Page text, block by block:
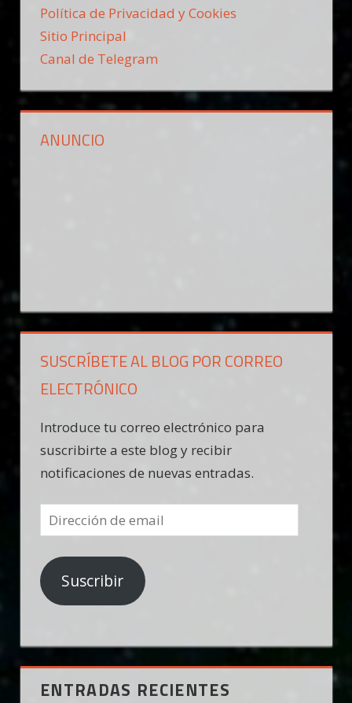
Política de Privacidad y Cookies
Sitio Principal
Canal de Telegram
ANUNCIO
SUSCRÍBETE AL BLOG POR CORREO
ELECTRÓNICO
Introduce tu correo electrónico para
suscribirte a este blog y recibir
notificaciones de nuevas entradas.
Dirección
de
email
Suscribir
ENTRADAS RECIENTES